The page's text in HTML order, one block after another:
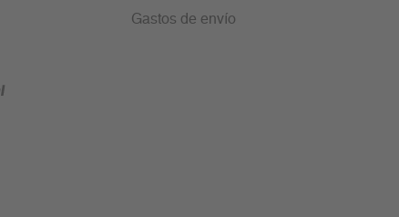
Gastos de envío